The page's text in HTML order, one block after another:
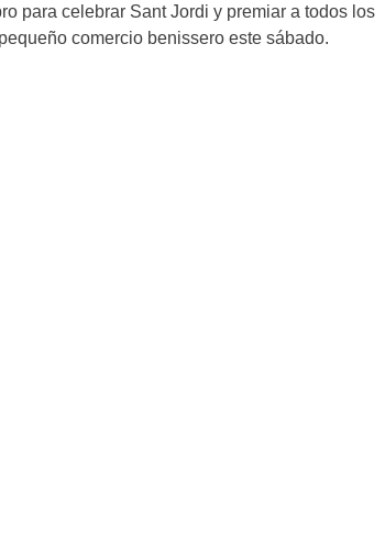
para celebrar Sant Jordi y premiar a todos los
comercio benissero este sábado.